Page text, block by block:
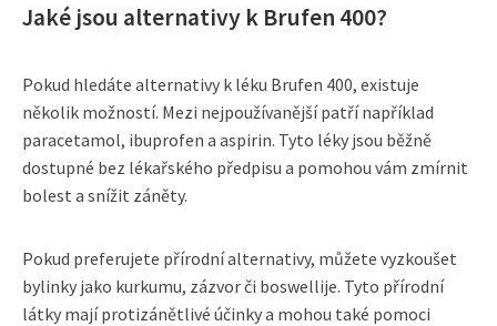
Jaké jsou alternativy k Brufen 400?
Pokud hledáte alternativy k léku Brufen 400, existuje
několik možností. Mezi nejpoužívanější patří například
paracetamol, ibuprofen a aspirin. Tyto léky jsou běžně
dostupné bez lékařského předpisu a pomohou vám zmírnit
bolest a snížit záněty.
Pokud preferujete přírodní alternativy, můžete vyzkoušet
bylinky jako kurkumu, zázvor či boswellije. Tyto přírodní
látky mají protizánětlivé účinky a mohou také pomoci